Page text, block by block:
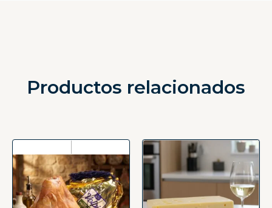
Productos relacionados